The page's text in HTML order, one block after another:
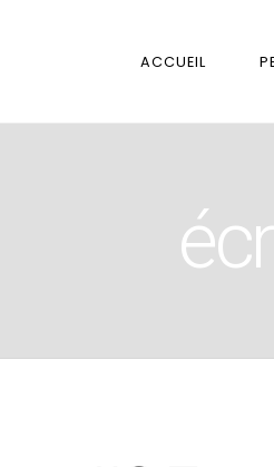
ACCUEIL